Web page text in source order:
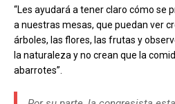
“Les ayudará a tener claro cómo se
a nuestras mesas, que puedan ver
árboles, las flores, las frutas y
la naturaleza y no crean que la
abarrotes”.